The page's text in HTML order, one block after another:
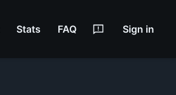
Stats FAQ Sign in